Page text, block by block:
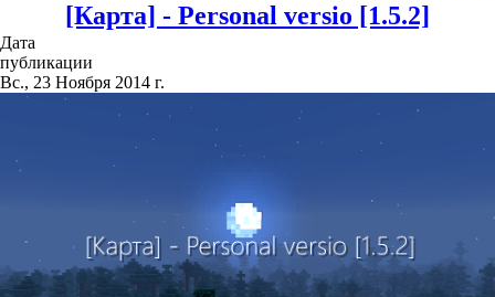
[Карта] - Personal versio [1.5.2]
Дата
публикации
Вс., 23 Ноября 2014 г.